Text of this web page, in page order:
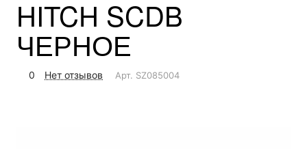
HITCH SCDB
ЧЕРНОЕ
0 Нет отзывов Арт. SZ085004